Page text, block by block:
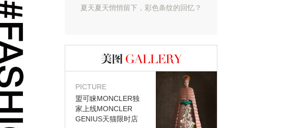
夏天夏天悄悄留下，彩色条纹的回忆？
图库
PICTURE
盟可睐MONCLER独
家上线MONCLER
GENIUS天猫限时店